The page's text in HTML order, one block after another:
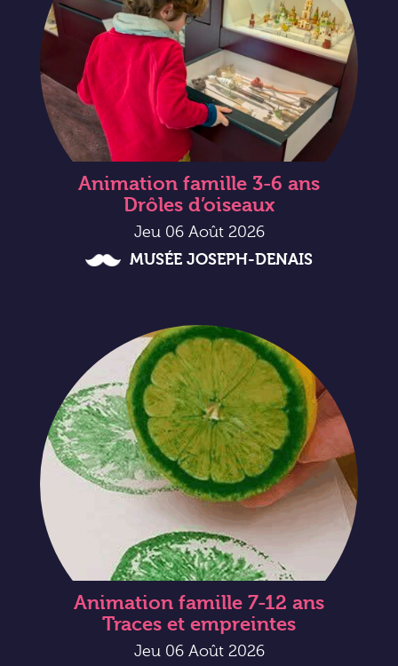
Animation famille 3-6 ans
Drôles d’oiseaux
Jeu 06 Août 2026
MUSÉE JOSEPH-DENAIS
Animation famille 7-12 ans
Traces et empreintes
Jeu 06 Août 2026